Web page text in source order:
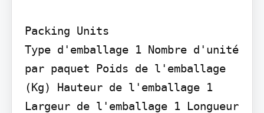
Packing Units
Type d'emballage 1 Nombre d'unité
par paquet Poids de l'emballage
(Kg) Hauteur de l'emballage 1
Largeur de l'emballage 1 Longueur